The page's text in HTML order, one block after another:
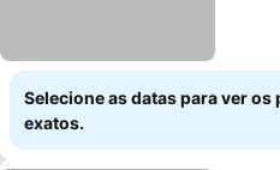
Selecione as datas para ver os
exatos.